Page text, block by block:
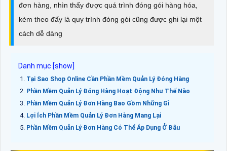
đơn hàng, nhìn thấy được quá trình đóng gói hàng hóa,
kèm theo đấy là quy trình đóng gói cũng được ghi lại một
cách dễ dàng
Tại Sao Shop Online Cần Phần Mềm Quản Lý Đóng Hàng
Phần Mềm Quản Lý Đóng Hàng Hoạt Động Như Thế Nào
Phần Mềm Quản Lý Đơn Hàng Bao Gồm Những Gì
Lợi Ích Phần Mềm Quản Lý Đơn Hàng Mang Lại
Phần Mềm Quản Lý Đơn Hàng Có Thể Áp Dụng Ở Đâu